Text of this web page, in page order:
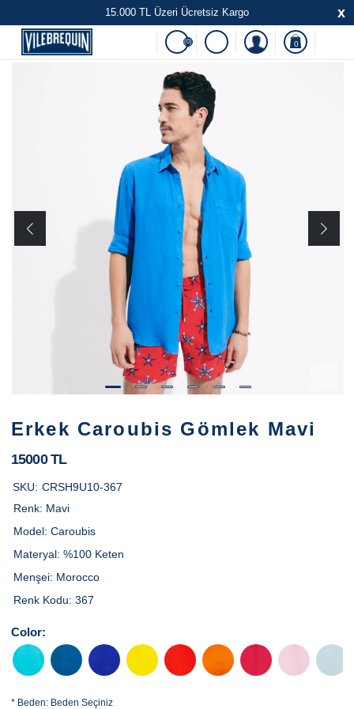
15.000 TL Üzeri Ücretsiz Kargo x
(0) 0
Erkek Caroubis Gömlek Mavi
15000 TL
SKU: CRSH9U10-367
Renk: Mavi
Model: Caroubis
Materyal: %100 Keten
Menşei: Morocco
Renk Kodu: 367
Color:
* Beden: Beden Seçiniz